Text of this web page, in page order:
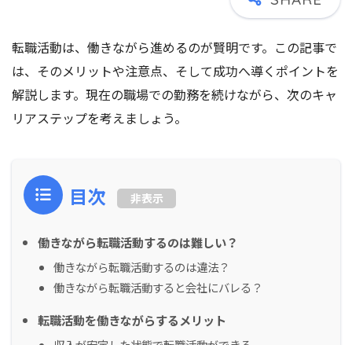
転職活動は、働きながら進めるのが賢明です。この記事で
は、そのメリットや注意点、そして成功へ導くポイントを
解説します。現在の職場での勤務を続けながら、次のキャ
リアステップを考えましょう。
目次 非表示
働きながら転職活動するのは難しい？
働きながら転職活動するのは違法？
働きながら転職活動すると会社にバレる？
転職活動を働きながらするメリット